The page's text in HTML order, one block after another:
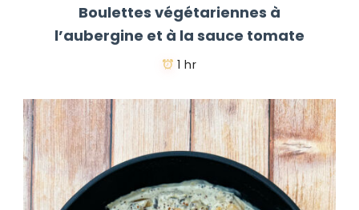
Boulettes végétariennes à
l’aubergine et à la sauce tomate
1 hr